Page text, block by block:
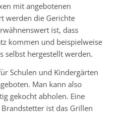
mit angebotenen
werden die Gerichte
ist, dass
kommen und beispielweise
selbst hergestellt werden.
Schulen und Kindergärten
Man kann also
gekocht abholen. Eine
ist das Grillen